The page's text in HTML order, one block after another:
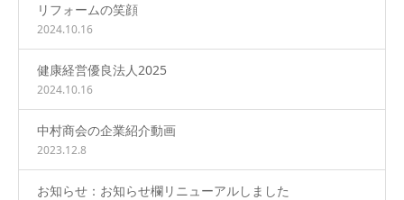
リフォームの笑顔
2024.10.16
健康経営優良法人2025
2024.10.16
中村商会の企業紹介動画
2023.12.8
お知らせ：お知らせ欄リニューアルしました